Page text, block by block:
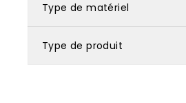
Type de matériel
Type de produit